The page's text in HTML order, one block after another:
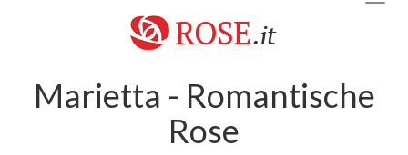
Marietta - Romantische
Rose